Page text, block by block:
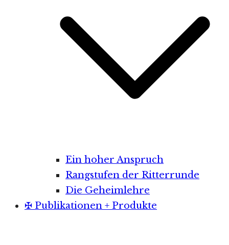
Ein hoher Anspruch
Rangstufen der Ritterrunde
Die Geheimlehre
✠ Publikationen + Produkte